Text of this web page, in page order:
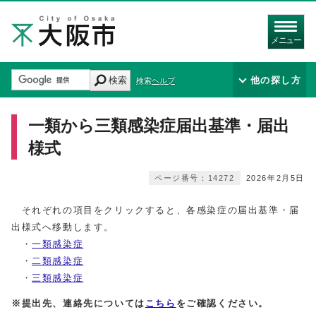
メニュー
検索 検索ヘルプ 他の探し方
一類から三類感染症届出基準・届出
様式
2026年2月5日
ページ番号：14272
それぞれの項目をクリックすると、各感染症の届出基準・届
出様式へ移動します。
・一類感染症
・二類感染症
・三類感染症
※ 提出先、連絡先については こちら をご確認ください。